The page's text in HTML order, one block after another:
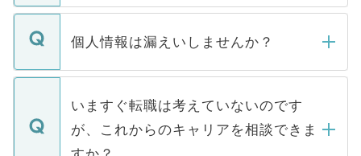
ません。
■応募殺到を避けるため 人気のある医療機
関を公にしてしまうと、応募が殺到する場
に、医療機関が求める条件に合った人材の
みを人材紹介会社に依頼するケースが増え
ています。
転職・入職を強要することは一切ありませ
ん。また、仮に応募先から内定をいただい
定を承諾する必要はありません。内定先へ
の辞退の連絡はキャリアパートナーが行い
個人情報は漏えいしませんか？
個人情報が漏えいすることはありませんの
で、ご安心ください。当サイトからの登録
などで収集したご登録者様の個人情報は、
ご本人のキャリアアップおよび転職活動の
いますぐ転職は考えていないのです
が、これからのキャリアを相談できま